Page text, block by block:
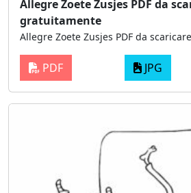
Allegre Zoete Zusjes PDF da
gratuitamente
Allegre Zoete Zusjes PDF da
PDF JPG